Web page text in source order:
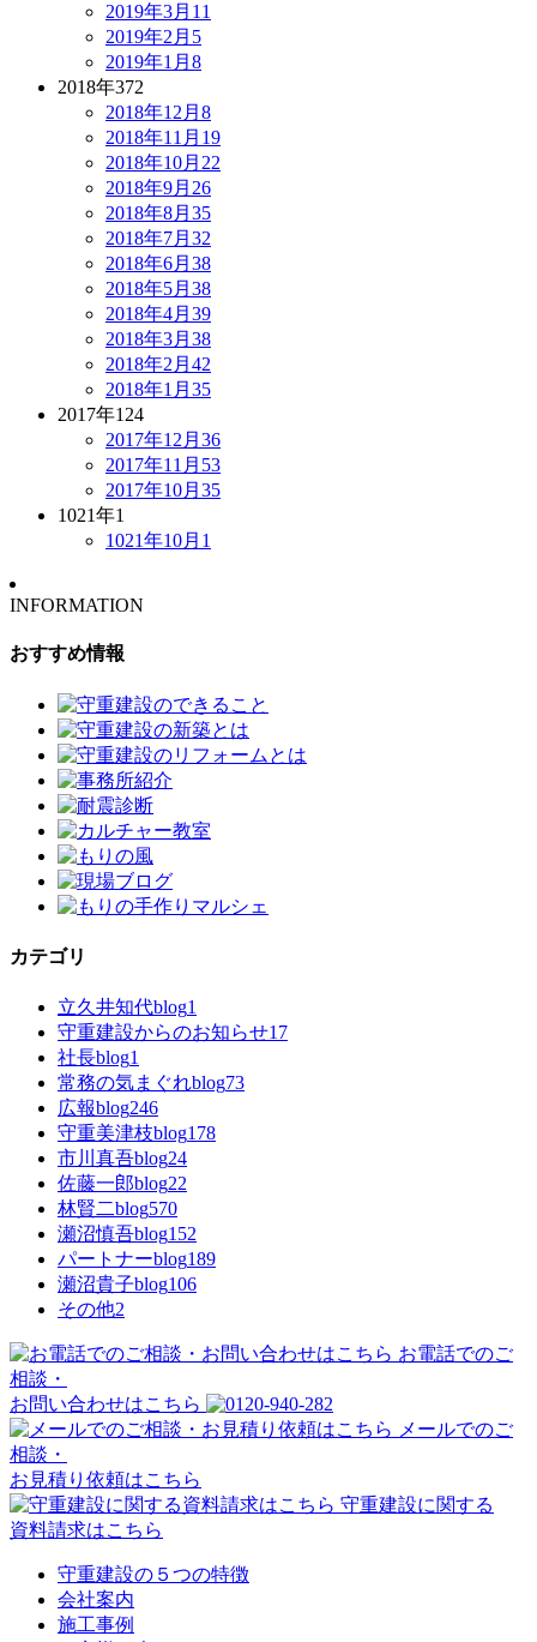
2019年3月 11
2019年2月 5
2019年1月 8
2018年372
2018年12月 8
2018年11月 19
2018年10月 22
2018年9月 26
2018年8月 35
2018年7月 32
2018年6月 38
2018年5月 38
2018年4月 39
2018年3月 38
2018年2月 42
2018年1月 35
2017年124
2017年12月 36
2017年11月 53
2017年10月 35
1021年1
1021年10月 1
INFORMATION
おすすめ情報
カテゴリ
立久井知代blog1
守重建設からのお知らせ17
社長blog1
常務の気まぐれblog73
広報blog246
守重美津枝blog178
市川真吾blog24
佐藤一郎blog22
林賢二blog570
瀬沼慎吾blog152
パートナーblog189
瀬沼貴子blog106
その他2
お電話でのご
相談・
お問い合わせはこちら
メールでのご
相談・
お見積り依頼はこちら
守重建設に関する
資料請求はこちら
守重建設の５つの特徴
会社案内
施工事例